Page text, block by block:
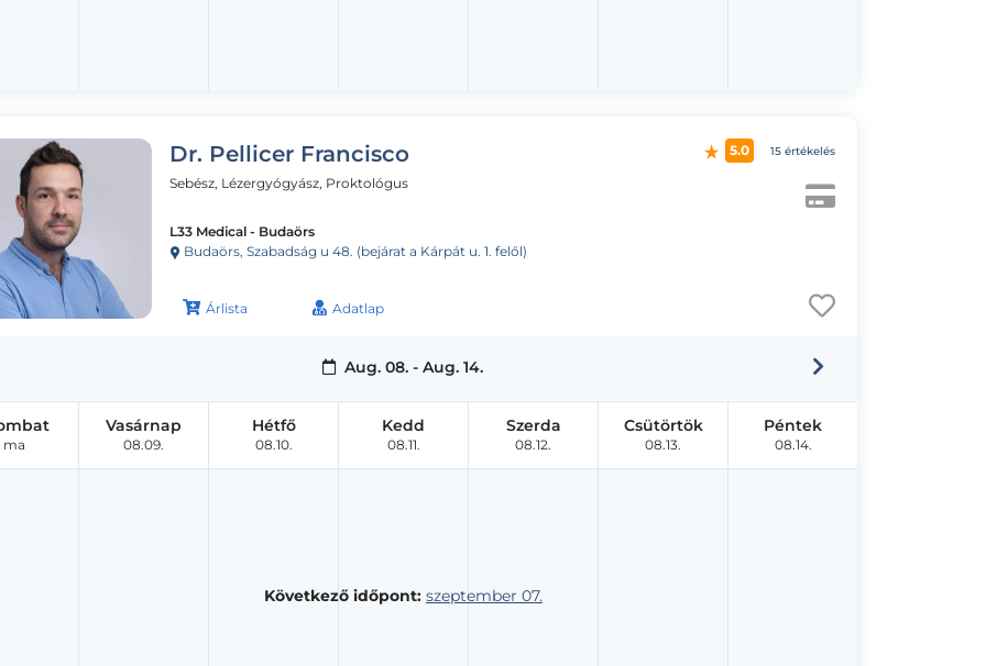
Dr. Pellicer Francisco
Sebész, Lézergyógyász, Proktológus
L33 Medical - Budaörs
Budaörs, Szabadság u 48. (bejárat a Kárpát u. 1. felől)
Árlista Adatlap
5.0 15 értékelés
Aug. 08. - Aug. 14.
Következő időpont: szeptember 07.
ma
Vasárnap
08.09.
Hétfő
08.10.
Kedd
08.11.
Szerda
08.12.
Csütörtök
08.13.
Péntek
08.14.